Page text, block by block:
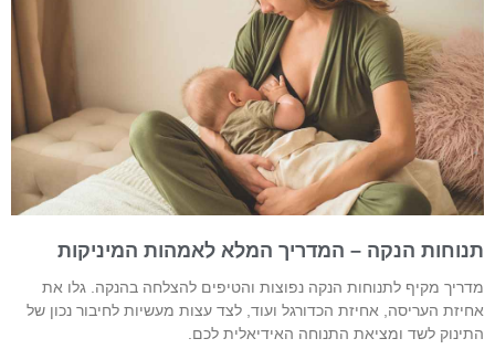
הנקה – המדריך המלא לאמהות המיניקות
מקיף לתנוחות הנקה נפוצות והטיפים להצלחה בהנקה. גלו את
העריסה, אחיזת הכדורגל ועוד, לצד עצות מעשיות לחיבור נכון של
לשד ומציאת התנוחה האידיאלית לכם.